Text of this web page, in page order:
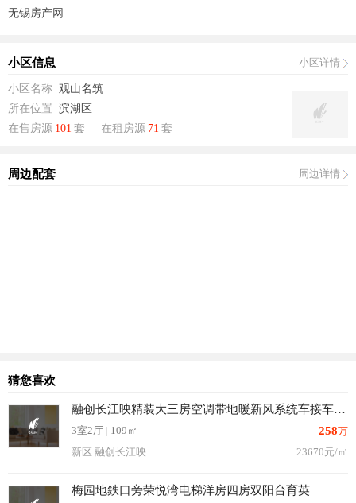
无锡房产网
小区信息 小区详情
小区名称 观山名筑
所在位置 滨湖区
在售房源 101 套 在租房源 71 套
周边配套 周边详情
猜您喜欢
融创长江映精装大三房空调带地暖新风系统车接车送优惠多
3室2厅 | 109㎡ 258万
新区 融创长江映
23670元/㎡
梅园地鉄口旁荣悦湾电梯洋房四房双阳台育英